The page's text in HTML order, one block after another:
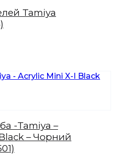
Tamiya
-Tamiya –
– Чорний